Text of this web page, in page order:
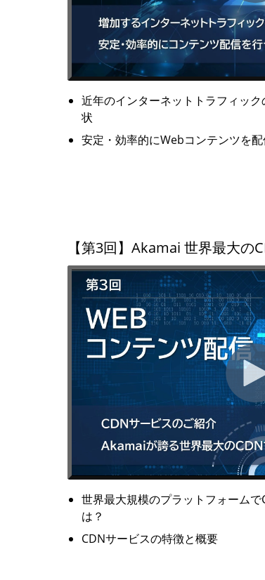
近年のインターネットトラフィッ
状
安定・効率的にWebコンテンツを
【第3回】Akamai 世界最大の
世界最大規模のプラットフォーム
は？
CDNサービスの特徴と概要